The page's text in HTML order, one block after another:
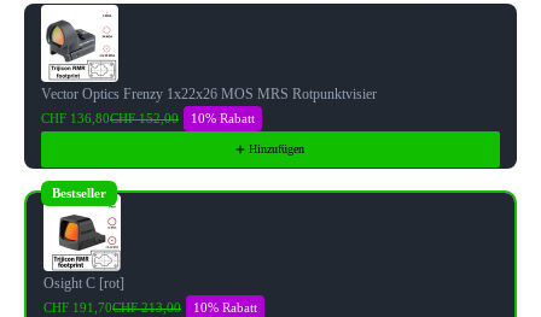
Use the Previous and Next buttons to navigate through product
Vector Optics Frenzy 1x22x26 MOS MRS Rotpunktvisier
CHF 136,80CHF 152,00 10% Rabatt
Hinzufügen
Osight C [rot]
CHF 191,70CHF 213,00 10% Rabatt
Bestseller